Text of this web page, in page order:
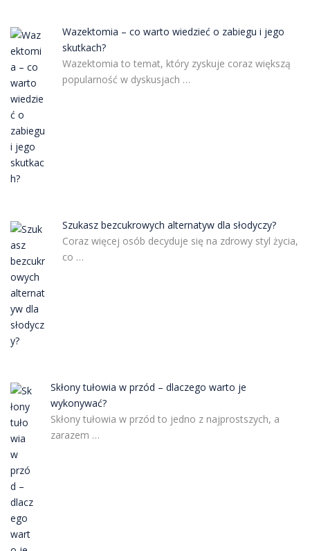
Wazektomia – co warto wiedzieć o zabiegu i jego
skutkach?
Wazektomia to temat, który zyskuje coraz większą
popularność w dyskusjach …
Szukasz bezcukrowych alternatyw dla słodyczy?
Coraz więcej osób decyduje się na zdrowy styl życia,
co …
Skłony tułowia w przód – dlaczego warto je
wykonywać?
Skłony tułowia w przód to jedno z najprostszych, a
zarazem …